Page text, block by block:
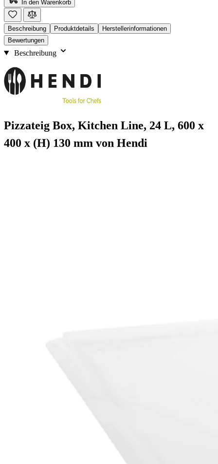
In den Warenkorb
Beschreibung Produktdetails
Herstellerinformationen
Bewertungen
Beschreibung
Pizzateig Box, Kitchen Line, 24 L, 600 x
400 x (H) 130 mm von Hendi